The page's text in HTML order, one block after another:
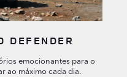
DEFENDER
emocionantes para o
ao máximo cada dia.